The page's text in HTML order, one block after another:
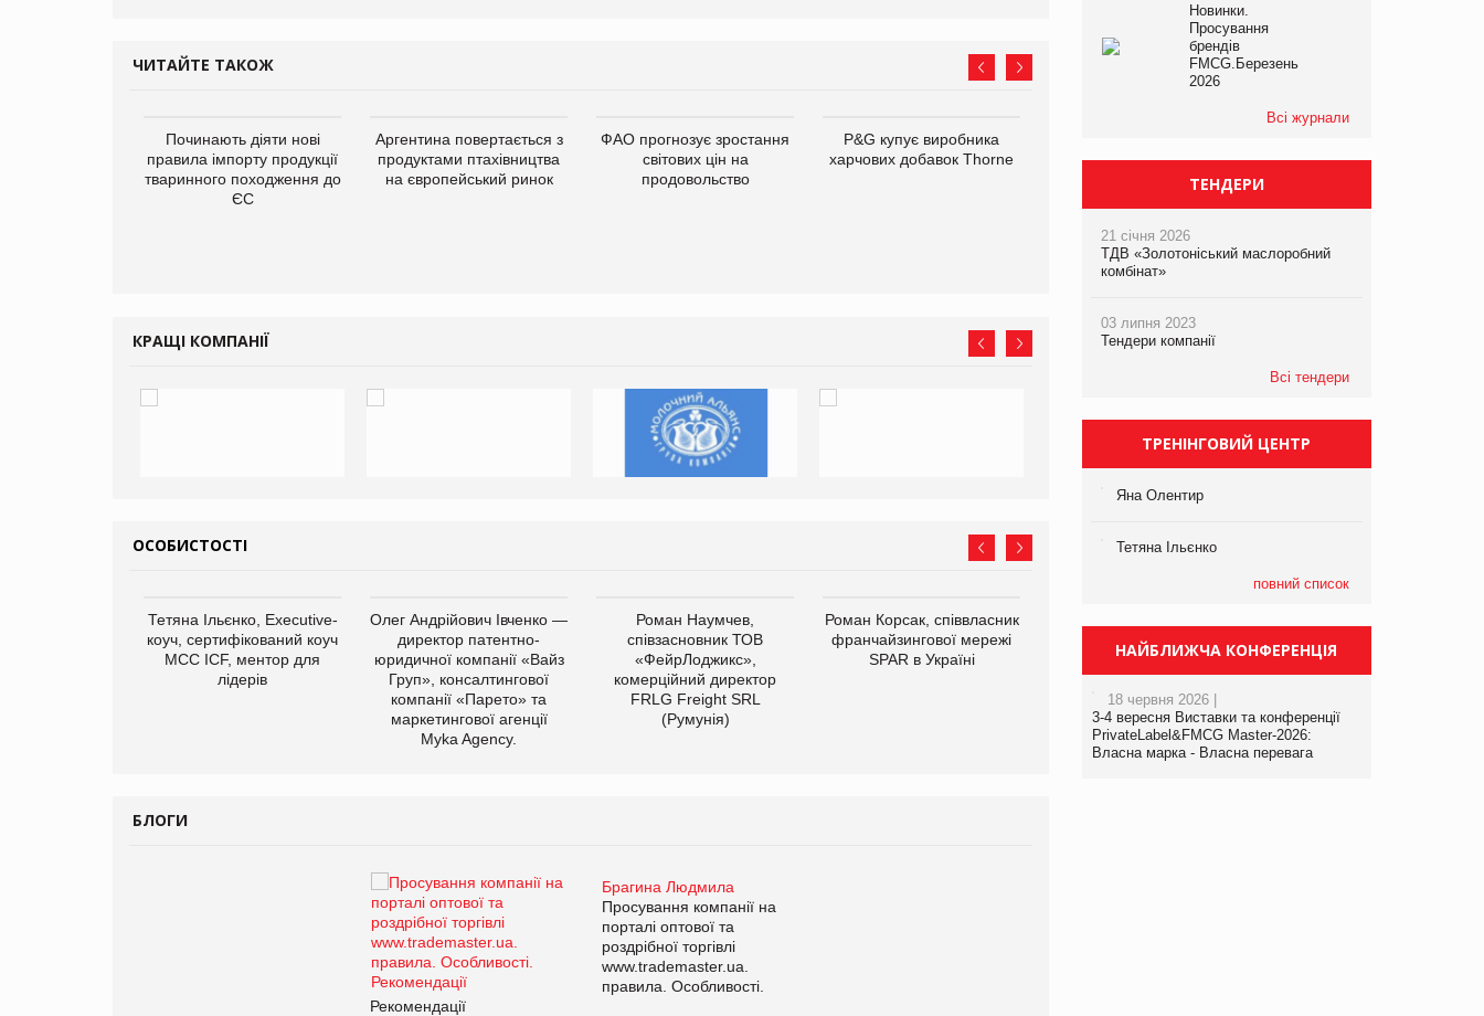
ЧИТАЙТЕ ТАКОЖ
Починають діяти нові
правила імпорту продукції
тваринного походження до
ЄС
Аргентина повертається з
продуктами птахівництва
на європейський ринок
ФАО прогнозує зростання
світових цін на
продовольство
P&G купує виробника
харчових добавок Thorne
знищення своєї продукції
на складі після російської
хвостатих: у VARUS
КРАЩІ КОМПАНІЇ
ОСОБИСТОСТІ
Тетяна Ільєнко, Executive-
коуч, сертифікований коуч
МСС ICF, ментор для
лідерів
Олег Андрійович Івченко —
директор патентно-
юридичної компанії «Вайз
Груп», консалтингової
компанії «Парето» та
маркетингової агенції
Myka Agency.
Роман Наумчев,
співзасновник ТОВ
«ФейрЛоджикс»,
комерційний директор
FRLG Freight SRL
(Румунія)
Роман Корсак, співвласник
франчайзингової мережі
SPAR в Україні
Файно маркет Директор
департаменту з
виробництва
БЛОГИ
Брагина Людмила
Просування компанії на
порталі оптової та
роздрібної торгівлі
www.trademaster.ua.
правила. Особливості.
Рекомендації
Новинки.
Просування
брендів
FMCG.Березень
2026
Всі журнали
ТЕНДЕРИ
21 січня 2026
ТДВ «Золотоніський маслоробний
комбінат»
03 липня 2023
Тендери компанії
Всі тендери
ТРЕНІНГОВИЙ ЦЕНТР
Яна Олентир
Тетяна Ільєнко
повний список
НАЙБЛИЖЧА КОНФЕРЕНЦІЯ
18 червня 2026 |
3-4 вересня Виставки та конференції
PrivateLabel&FMCG Master-2026:
Власна марка - Власна перевага